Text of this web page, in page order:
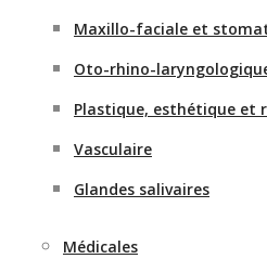
Maxillo-faciale et
Oto-rhino-
Plastique, esthétique et
Vasculaire
Glandes salivaires
Médicales